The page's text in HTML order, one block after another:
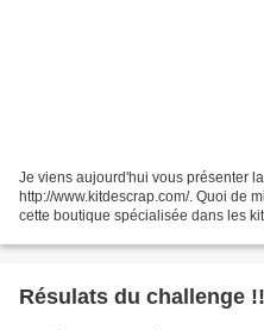
Je viens aujourd'hui vous présenter
http://www.kitdescrap.com/. Quoi de
cette boutique spécialisée dans les
Résulats du challenge !!